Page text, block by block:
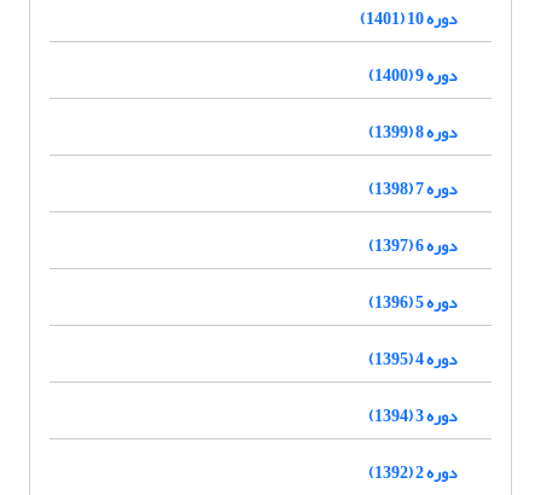
دوره 10 (1401)
دوره 9 (1400)
دوره 8 (1399)
دوره 7 (1398)
دوره 6 (1397)
دوره 5 (1396)
دوره 4 (1395)
دوره 3 (1394)
دوره 2 (1392)